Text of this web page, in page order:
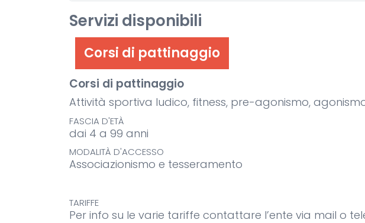
Servizi disponibili
Corsi di pattinaggio
Corsi di pattinaggio
Attività sportiva ludico, fitness, pre-agonismo,
FASCIA D'ETÀ
dai 4 a 99 anni
MODALITÀ D'ACCESSO
Associazionismo e tesseramento
TARIFFE
Per info su le varie tariffe contattare l’ente via mail o